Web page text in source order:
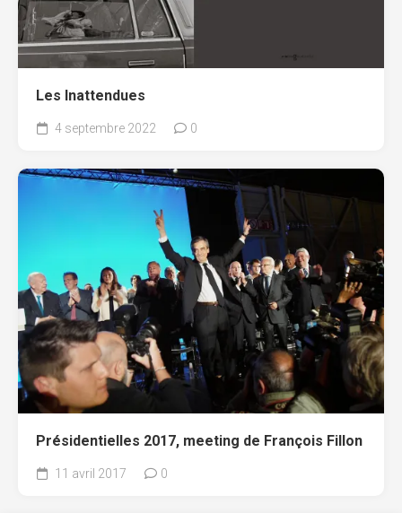
Les Inattendues
4 septembre 2022 0
Présidentielles 2017, meeting de François Fillon
11 avril 2017 0